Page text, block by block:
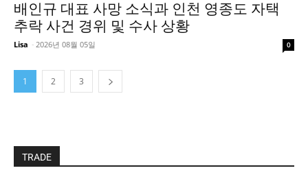
배인규 대표 사망 소식과 인천 영종도 자택
추락 사건 경위 및 수사 상황
Lisa - 2026년 08월 05일 0
1 2 3
TRADE